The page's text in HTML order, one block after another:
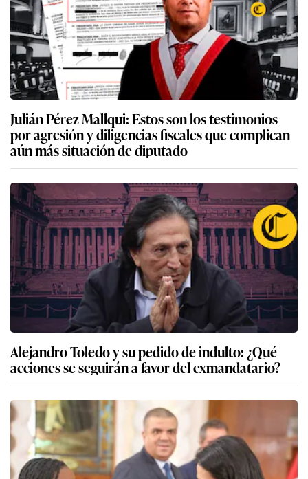
Julián Pérez Mallqui: Estos son los testimonios
por agresión y diligencias fiscales que complican
aún más situación de diputado
Alejandro Toledo y su pedido de indulto: ¿Qué
acciones se seguirán a favor del exmandatario?